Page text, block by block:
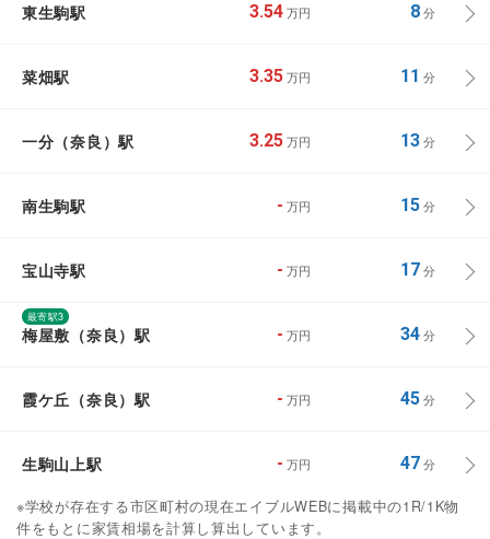
東生駒駅 3.54 万円 8分
菜畑駅 3.35 万円 11 分
一分（奈良）駅 3.25 万円 13分
南生駒駅 - 万円 15分
宝山寺駅 - 万円 17分
最寄駅3
梅屋敷（奈良）駅 - 万円 34分
霞ケ丘（奈良）駅 - 万円 45分
生駒山上駅 - 万円 47分
※学校が存在する市区町村の現在エイブルWEBに掲載中の1R/1K物
件をもとに家賃相場を計算し算出しています。